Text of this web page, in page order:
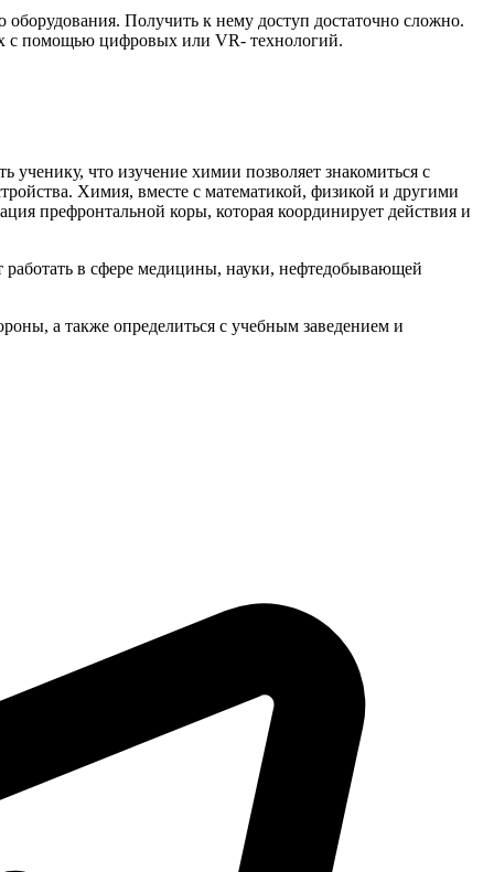
Получить к нему доступ достаточно сложно.
с помощью цифровых или VR- технологий.
что изучение химии позволяет знакомиться с
Химия, вместе с математикой, физикой и другими
префронтальной коры, которая координирует действия и
в сфере медицины, науки, нефтедобывающей
а также определиться с учебным заведением и